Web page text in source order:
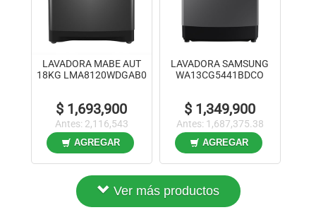
LAVADORA MABE AUT
18KG LMA8120WDGAB0
Antes: 2,116,543
$ 1,693,900
AGREGAR
LAVADORA SAMSUNG
WA13CG5441BDCO
Antes: 1,687,375.38
$ 1,349,900
AGREGAR
Ver más productos